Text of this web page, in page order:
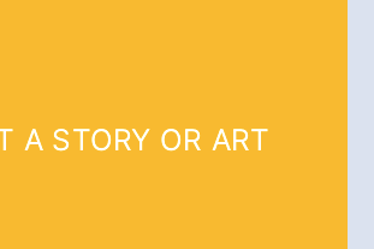
A STORY OR ART